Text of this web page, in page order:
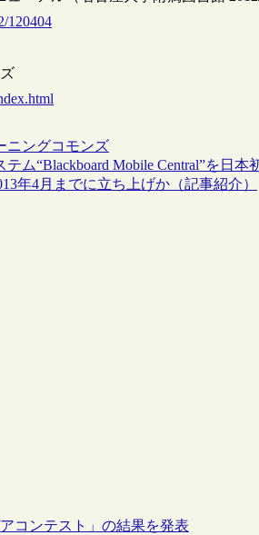
120404
ニングコモンズ
ム“Blackboard Mobile Central”を日本
年4月までに立ち上げか（記事紹介）
コンテスト」の結果を発表